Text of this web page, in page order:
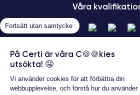
Våra
Fortsätt utan samtycke
På Certi är våra C🍪🍪kies
utsökta! 🤤
Vi använder cookies för att förbättra din
webbupplevelse, och förstå hur du använder